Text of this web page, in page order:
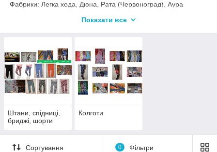
Фабрики: Легка хода, Дюна, Рата (Червоноград), Аура
Підберемо на розміри від 62 до 134.
Показати все
Штани, спідниці,
бриджі, шорти
Колготи
Сортування 0 Фільтри